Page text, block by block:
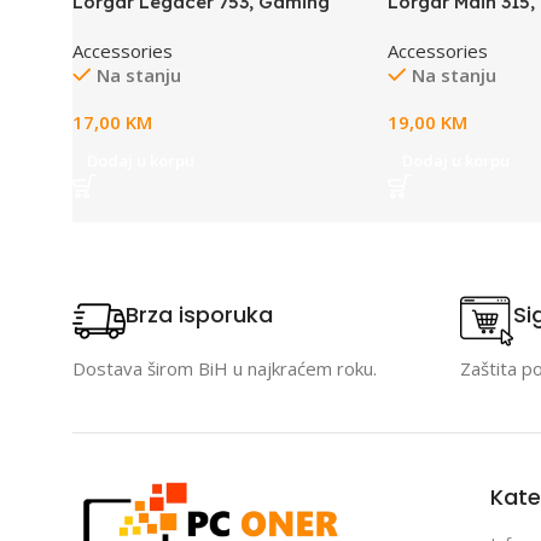
surface, Purple anti-slip rubber
base, size: 360mm x 300mm x
Accessories
Na stanju
17,00 KM
Purple anti-slip
size: 500mm x
Accessories
Na stanju
19,00 KM
Brza isporuka
Dostava širom BiH u najkraćem roku. Zaštita